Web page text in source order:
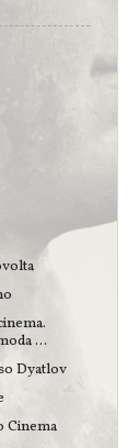
...
Dyatlov
Cinema